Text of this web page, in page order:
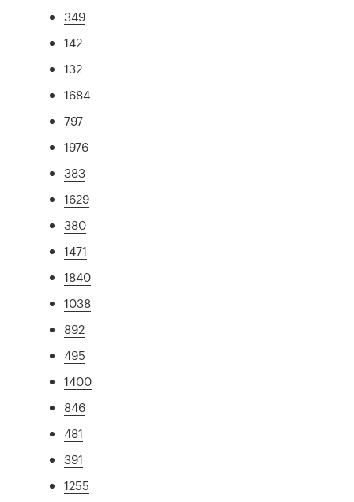
349
142
132
1684
797
1976
383
1629
380
1471
1840
1038
892
495
1400
846
481
391
1255